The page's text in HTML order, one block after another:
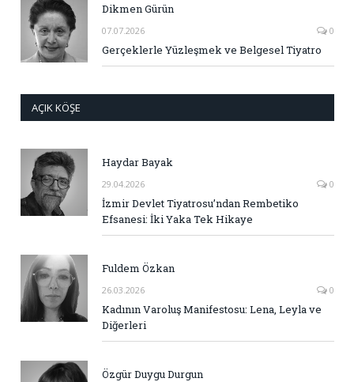
Dikmen Gürün
07.07.2026 0
Gerçeklerle Yüzleşmek ve Belgesel Tiyatro
AÇIK KÖŞE
Haydar Bayak
29.04.2026 0
İzmir Devlet Tiyatrosu’ndan Rembetiko
Efsanesi: İki Yaka Tek Hikaye
Fuldem Özkan
26.03.2026 0
Kadının Varoluş Manifestosu: Lena, Leyla ve
Diğerleri
Özgür Duygu Durgun